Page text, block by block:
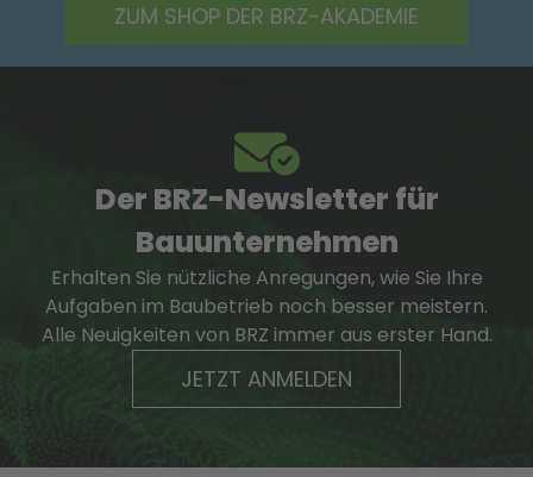
ZUM SHOP DER BRZ-AKADEMIE
Der BRZ-Newsletter für
Bauunternehmen
Erhalten Sie nützliche Anregungen, wie Sie Ihre
Aufgaben im Baubetrieb noch besser meistern.
Alle Neuigkeiten von BRZ immer aus erster Hand.
JETZT ANMELDEN